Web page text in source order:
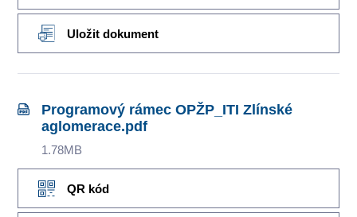
Uložit dokument
Programový rámec OPŽP_ITI Zlínské
aglomerace.pdf
1.78MB
QR kód